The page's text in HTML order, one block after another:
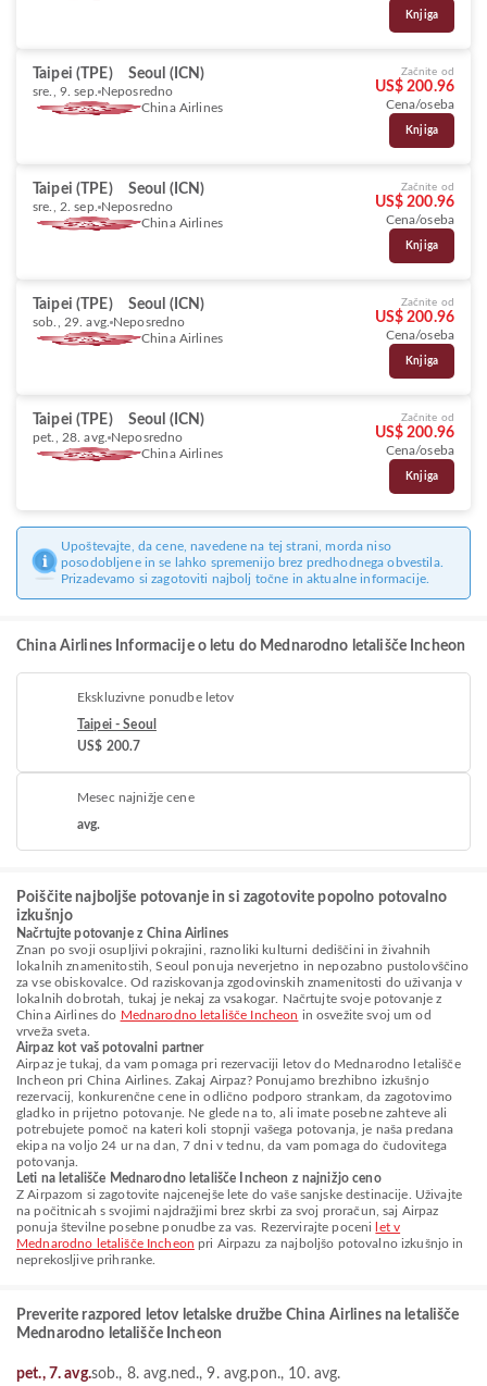
Knjiga
Taipei (TPE) Seoul (ICN)
sre., 9. sep. Neposredno
China Airlines
Začnite od
US$ 200.96
Cena/oseba
Knjiga
Taipei (TPE) Seoul (ICN)
sre., 2. sep. Neposredno
China Airlines
Začnite od
US$ 200.96
Cena/oseba
Knjiga
Taipei (TPE) Seoul (ICN)
sob., 29. avg. Neposredno
China Airlines
Začnite od
US$ 200.96
Cena/oseba
Knjiga
Taipei (TPE) Seoul (ICN)
pet., 28. avg. Neposredno
China Airlines
Začnite od
US$ 200.96
Cena/oseba
Knjiga
Upoštevajte, da cene, navedene na tej strani, morda niso
posodobljene in se lahko spremenijo brez predhodnega obvestila.
Prizadevamo si zagotoviti najbolj točne in aktualne informacije.
China Airlines Informacije o letu do Mednarodno letališče Incheon
Ekskluzivne ponudbe letov
Taipei - Seoul
US$ 200.7
Mesec najnižje cene
avg.
Poiščite najboljše potovanje in si zagotovite popolno potovalno
izkušnjo
Načrtujte potovanje z China Airlines
Znan po svoji osupljivi pokrajini, raznoliki kulturni dediščini in živahnih
lokalnih znamenitostih, Seoul ponuja neverjetno in nepozabno pustolovščino
za vse obiskovalce. Od raziskovanja zgodovinskih znamenitosti do uživanja v
lokalnih dobrotah, tukaj je nekaj za vsakogar. Načrtujte svoje potovanje z
China Airlines do Mednarodno letališče Incheon in osvežite svoj um od
vrveža sveta.
Airpaz kot vaš potovalni partner
Airpaz je tukaj, da vam pomaga pri rezervaciji letov do Mednarodno letališče
Incheon pri China Airlines. Zakaj Airpaz? Ponujamo brezhibno izkušnjo
rezervacij, konkurenčne cene in odlično podporo strankam, da zagotovimo
gladko in prijetno potovanje. Ne glede na to, ali imate posebne zahteve ali
potrebujete pomoč na kateri koli stopnji vašega potovanja, je naša predana
ekipa na voljo 24 ur na dan, 7 dni v tednu, da vam pomaga do čudovitega
potovanja.
Leti na letališče Mednarodno letališče Incheon z najnižjo ceno
Z Airpazom si zagotovite najcenejše lete do vaše sanjske destinacije. Uživajte
na počitnicah s svojimi najdražjimi brez skrbi za svoj proračun, saj Airpaz
ponuja številne posebne ponudbe za vas. Rezervirajte poceni
let v
Mednarodno letališče Incheon pri Airpazu za najboljšo potovalno izkušnjo in
neprekosljive prihranke.
Preverite razpored letov letalske družbe China Airlines na letališče
Mednarodno letališče Incheon
pet., 7. avg.sob., 8. avg.ned., 9. avg.pon., 10. avg.